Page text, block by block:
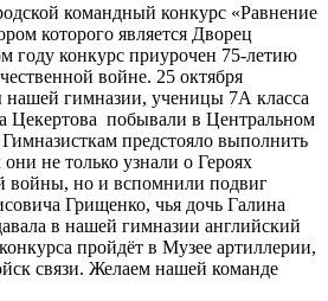
командный конкурс «Равнение
которого является Дворец
году конкурс приурочен 75-летию
войне. 25 октября
нашей гимназии, ученицы 7А класса
Цекертова побывали в Центральном
предстояло выполнить
не только узнали о Героях
войны, но и вспомнили подвиг
Грищенко, чья дочь Галина
в нашей гимназии английский
пройдёт в Музее артиллерии,
связи. Желаем нашей команде